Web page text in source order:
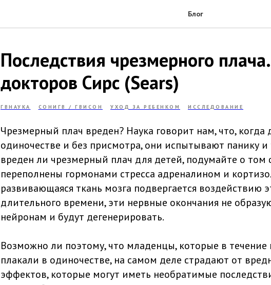
Блог
Последствия чрезмерного
докторов Сирс (Sears)
ГВНАУКА СОНИГВ / ГВИСОН УХОД ЗА РЕБЕНКОМ ИССЛЕДОВАНИЕ
Чрезмерный плач вреден? Наука говорит нам, что, когда
одиночестве и без присмотра, они испытывают панику и
вреден ли чрезмерный плач для детей, подумайте о том
переполнены гормонами стресса адреналином и
развивающаяся ткань мозга подвергается воздействию
длительного времени, эти нервные окончания не
нейронам и будут дегенерировать.
Возможно ли поэтому, что младенцы, которые в
плакали в одиночестве, на самом деле страдают от
эффектов, которые могут иметь необратимые